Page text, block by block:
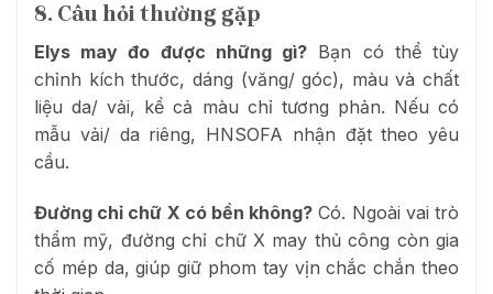
8. Câu hỏi thường gặp
Elys may đo được những gì? Bạn có thể tùy
chỉnh kích thước, dáng (văng/ góc), màu và chất
liệu da/ vải, kể cả màu chỉ tương phản. Nếu có
mẫu vải/ da riêng, HNSOFA nhận đặt theo yêu
cầu.
Đường chỉ chữ X có bền không? Có. Ngoài vai trò
thẩm mỹ, đường chỉ chữ X may thủ công còn gia
cố mép da, giúp giữ phom tay vịn chắc chắn theo